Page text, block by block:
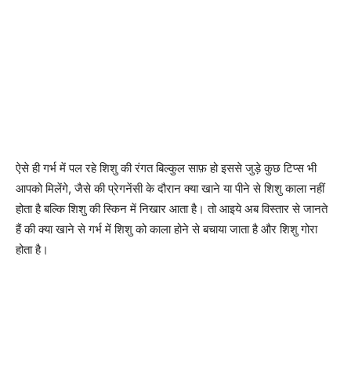
ऐसे ही गर्भ में पल रहे शिशु की रंगत बिल्कुल साफ़ हो इससे जुड़े कुछ टिप्स भी
आपको मिलेंगे, जैसे की प्रेगनेंसी के दौरान क्या खाने या पीने से शिशु काला नहीं
होता है बल्कि शिशु की स्किन में निखार आता है। तो आइये अब विस्तार से जानते
हैं की क्या खाने से गर्भ में शिशु को काला होने से बचाया जाता है और शिशु गोरा
होता है।